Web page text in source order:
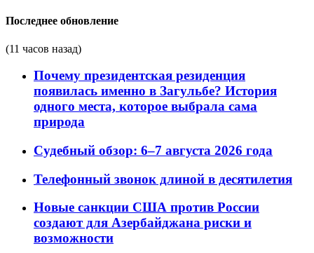
Последнее обновление
(11 часов назад)
Почему президентская резиденция
появилась именно в Загульбе? История
одного места, которое выбрала сама
природа
Судебный обзор: 6–7 августа 2026 года
Телефонный звонок длиной в десятилетия
Новые санкции США против России
создают для Азербайджана риски и
возможности